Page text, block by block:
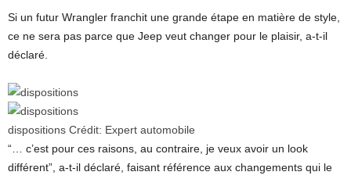
Si un futur Wrangler franchit une grande étape en matière de style,
ce ne sera pas parce que Jeep veut changer pour le plaisir, a-t-il
déclaré.
dispositions Crédit: Expert automobile
“… c’est pour ces raisons, au contraire, je veux avoir un look
différent”, a-t-il déclaré, faisant référence aux changements qui le